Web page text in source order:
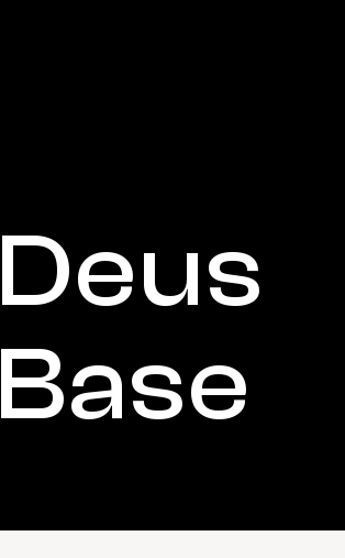
Deus
Base